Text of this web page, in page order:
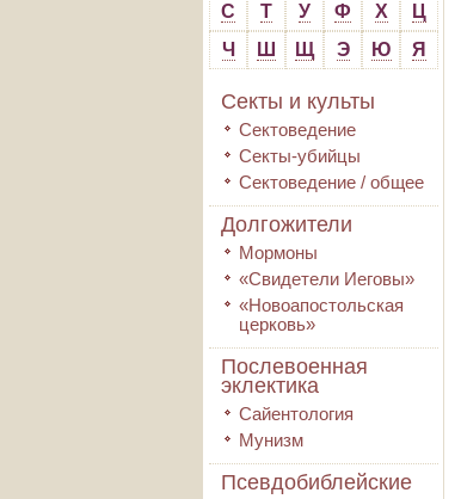
С
Т У Ф Х
Ц
Ч
Ш Щ Э Ю Я
Секты и культы
Сектоведение
Секты-убийцы
Сектоведение / общее
Долгожители
Мормоны
«Свидетели Иеговы»
«Новоапостольская
церковь»
Послевоенная
эклектика
Сайентология
Мунизм
Псевдобиблейские